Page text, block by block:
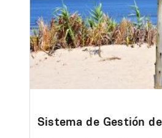
Sistema de Gestión